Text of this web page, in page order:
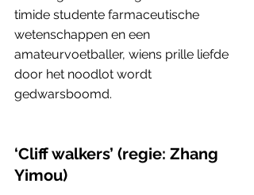
timide studente farmaceutische
wetenschappen en een
amateurvoetballer, wiens prille liefde
door het noodlot wordt
gedwarsboomd.
‘Cliff walkers’ (regie: Zhang
Yimou)